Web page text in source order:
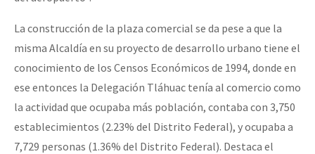
La construcción de la plaza comercial se da pese a que la
misma Alcaldía en su proyecto de desarrollo urbano tiene el
conocimiento de los Censos Económicos de 1994, donde en
ese entonces la Delegación Tláhuac tenía al comercio como
la actividad que ocupaba más población, contaba con 3,750
establecimientos (2.23% del Distrito Federal), y ocupaba a
7,729 personas (1.36% del Distrito Federal). Destaca el